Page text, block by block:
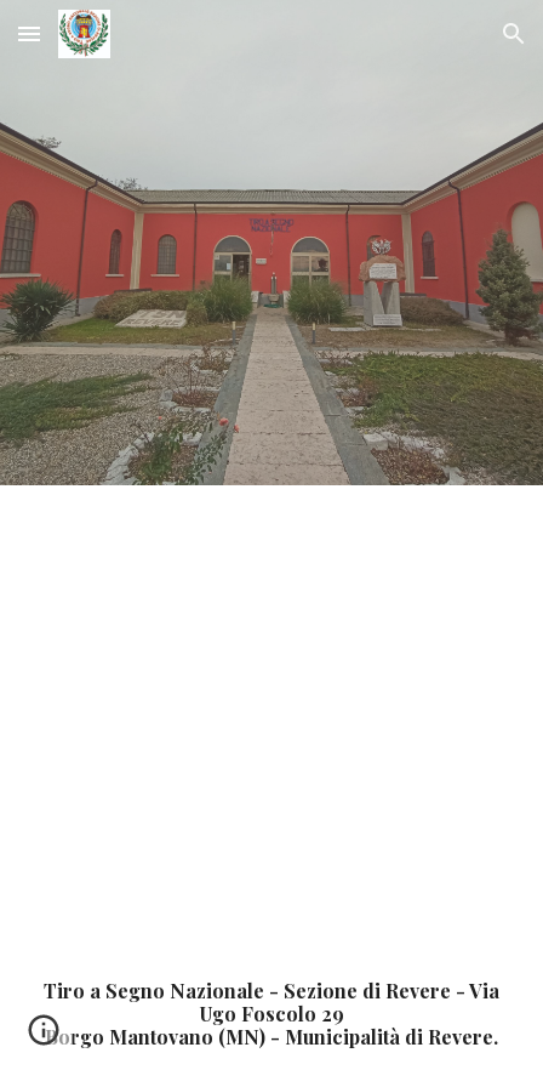
Skip to main content Skip to navigation
Tiro a Segno Nazionale - Sezione di Revere - Via
Ugo Foscolo 29
Borgo Mantovano (MN) - Municipalità di Revere.